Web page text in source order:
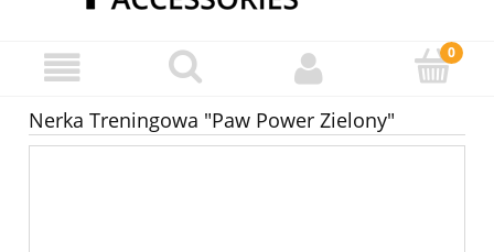
Nerka Treningowa "Paw Power Zielony"